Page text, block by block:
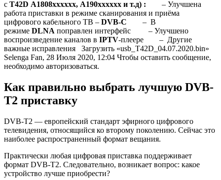
с T42D A1808xxxxxx, A190xxxxxx и т.д) : – Улучшена
работа приставки в режиме сканирования и приёма
цифрового кабельного ТВ – DVB-C – В
режиме DLNA поправлен интерфейс – Улучшено
воспроизведение каналов в IPTV-плеере – Другие
важные исправления Загрузить «usb_T42D_04.07.2020.bin»
Selenga Fan, 28 Июля 2020, 12:04 Чтобы оставить сообщение,
необходимо авторизоваться.
Как правильно выбрать лучшую DVB-
T2 приставку
DVB-T2 — европейский стандарт эфирного цифрового
телевидения, относящийся ко второму поколению. Сейчас это
наиболее распространенный формат вещания.
Практически любая цифровая приставка поддерживает
формат DVB-T2. Следовательно, возникает вопрос: какое
устройство лучше приобрести?